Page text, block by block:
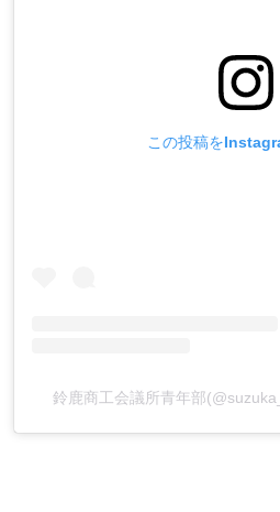
この投稿を
鈴鹿商工会議所青年部